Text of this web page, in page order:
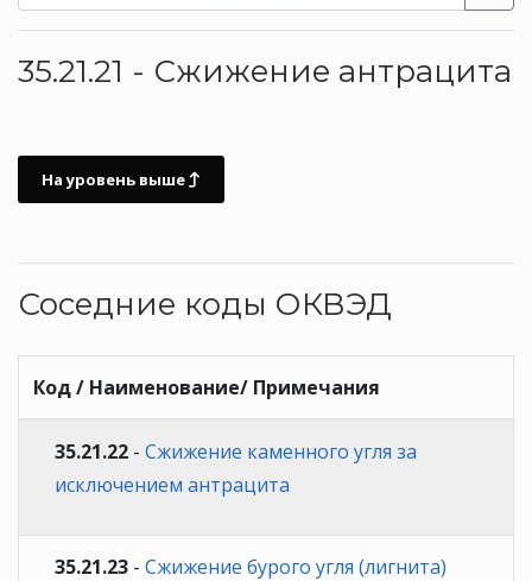
35.21.21 - Сжижение антрацита
На уровень выше
Соседние коды ОКВЭД
Код / Наименование/ Примечания
35.21.22 - Сжижение каменного угля за
исключением антрацита
35.21.23 - Сжижение бурого угля (лигнита)